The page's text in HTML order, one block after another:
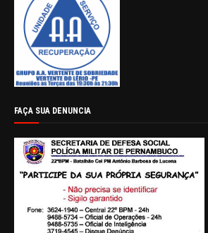
FAÇA SUA DENUNCIA